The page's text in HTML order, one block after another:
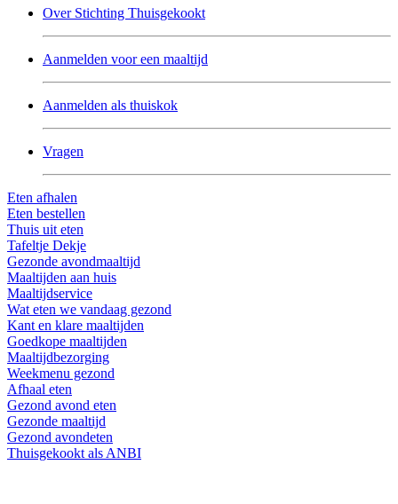
Over Stichting Thuisgekookt
Aanmelden voor een maaltijd
Aanmelden als thuiskok
Vragen
Eten afhalen
Eten bestellen
Thuis uit eten
Tafeltje Dekje
Gezonde avondmaaltijd
Maaltijden aan huis
Maaltijdservice
Wat eten we vandaag gezond
Kant en klare maaltijden
Goedkope maaltijden
Maaltijdbezorging
Weekmenu gezond
Afhaal eten
Gezond avond eten
Gezonde maaltijd
Gezond avondeten
Thuisgekookt als ANBI